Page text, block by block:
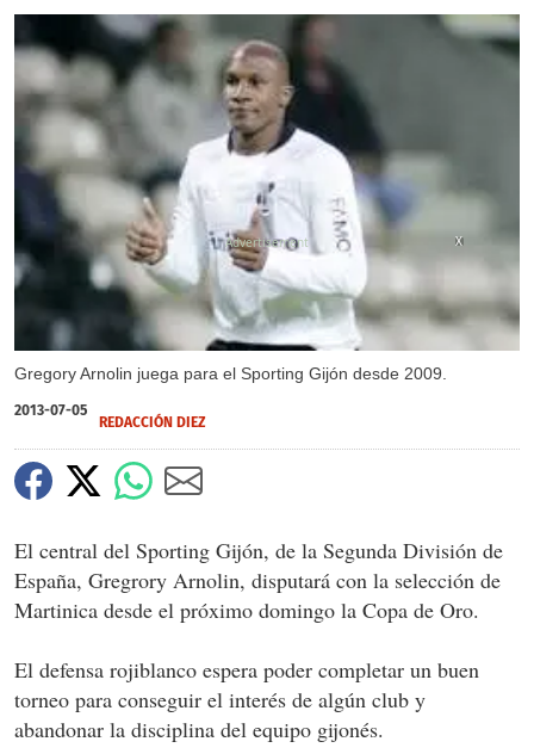
Gregory Arnolin juega para el Sporting Gijón desde 2009.
X
2013-07-05
REDACCIÓN DIEZ
El central del Sporting Gijón, de la Segunda División de
España, Gregrory Arnolin, disputará con la selección de
Martinica desde el próximo domingo la Copa de Oro.
El defensa rojiblanco espera poder completar un buen
torneo para conseguir el interés de algún club y
abandonar la disciplina del equipo gijonés.